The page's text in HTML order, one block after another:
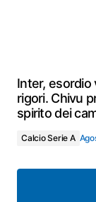
Inter, esordio
rigori. Chivu
spirito dei
Calcio Serie A